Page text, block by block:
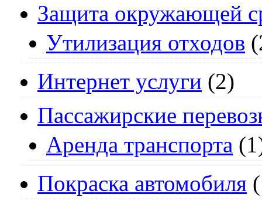
Защита окружающей
Утилизация отходов
Интернет услуги (2)
Пассажирские
Аренда транспорта
Покраска автомобиля